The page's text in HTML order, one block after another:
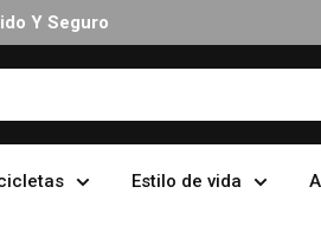
Estilo de vida